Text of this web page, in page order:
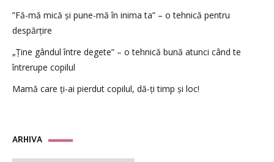
”Fă-mă mică și pune-mă în inima ta” – o tehnică pentru
despărțire
„Ține gândul între degete” – o tehnică bună atunci când te
întrerupe copilul
Mamă care ți-ai pierdut copilul, dă-ți timp și loc!
ARHIVAARHIVA